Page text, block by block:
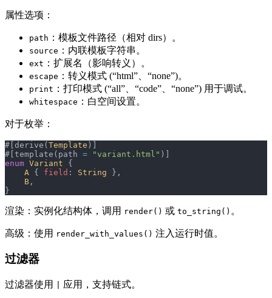
属性选项：
path ：模板文件路径（相对 dirs）。
source ：内联模板字符串。
ext ：扩展名（影响转义）。
escape ：转义模式 (“html”、“none”)。
print ：打印模式 (“all”、“code”、“none”) 用于调试。
whitespace ：白空间设置。
对于枚举：
#[derive( Template )]
#[template(path = "variant.html" )]
enum Variant {
    A
{ field : String },
    B
,
}
渲染：实例化结构体，调用 render() 或 to_string() 。
高级：使用 render_with_values() 注入运行时值。
过滤器
过滤器使用 应用，支持链式。